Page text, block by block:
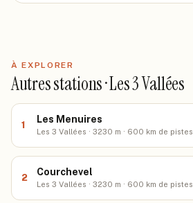
À EXPLORER
Autres stations · Les 3 Vallées
1
Les Menuires
Les 3 Vallées · 3230 m · 600 km de pistes
2
Courchevel
Les 3 Vallées · 3230 m · 600 km de pistes